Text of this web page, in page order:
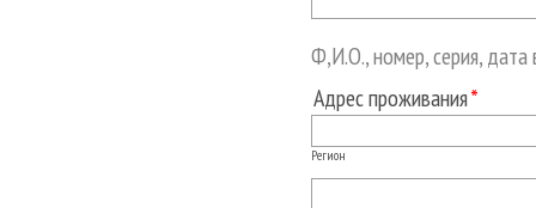
Ф,И.О., номер, серия, дата
Адрес проживания
Регион